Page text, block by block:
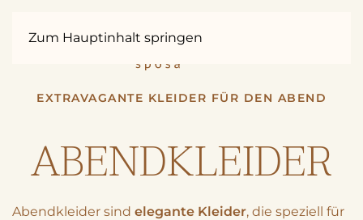
Zum Hauptinhalt springen
EXTRAVAGANTE KLEIDER FÜR DEN ABEND
ABEND­KLEIDER
Abendkleider sind elegante Kleider, die speziell für